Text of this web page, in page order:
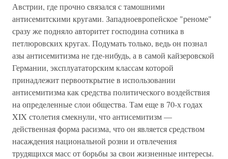
Австрии, где прочно связался с тамошними
антисемитскими кругами. Западноевропейское "реноме"
сразу же подняло авторитет господина сотника в
петлюровских кругах. Подумать только, ведь он познал
азы антисемитизма не где-нибудь, а в самой кайзеровской
Германии, эксплуататорским классам которой
принадлежит первооткрытие в использовании
антисемитизма как средства политического воздействия
на определенные слои общества. Там еще в 70-х годах
XIX столетия смекнули, что антисемитизм —
действенная форма расизма, что он является средством
насаждения национальной розни и отвлечения
трудящихся масс от борьбы за свои жизненные интересы.